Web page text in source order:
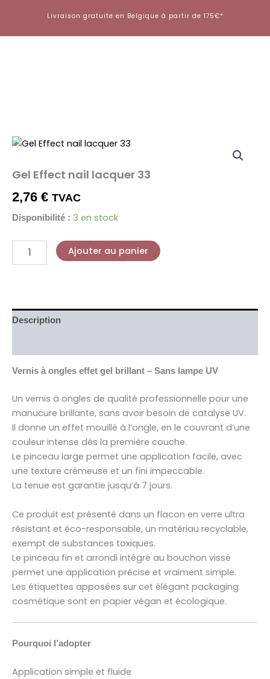
contenu
Livraison gratuite en Belgique à partir de 175€*
Gel Effect nail lacquer 33
2,76 € TVAC
Disponibilité : 3 en stock
quantité
Effect
nail
lacquer
33
Ajouter au panier
Description
Vernis à ongles effet gel brillant – Sans lampe UV
Un vernis à ongles de qualité professionnelle pour une
manucure brillante, sans avoir besoin de catalyse UV.
Il donne un effet mouillé à l’ongle, en le couvrant d’une
couleur intense dès la première couche.
Le pinceau large permet une application facile, avec
une texture crémeuse et un fini impeccable.
La tenue est garantie jusqu’à 7 jours.
Ce produit est présenté dans un flacon en verre ultra
résistant et éco-responsable, un matériau recyclable,
exempt de substances toxiques.
Le pinceau fin et arrondi intégré au bouchon vissé
permet une application précise et vraiment simple.
Les étiquettes apposées sur cet élégant packaging
cosmétique sont en papier végan et écologique.
Pourquoi l’adopter
Application simple et fluide